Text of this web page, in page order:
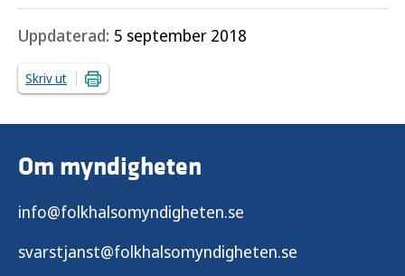
Uppdaterad: 5 september 2018
Skriv ut
Om myndigheten
info@folkhalsomyndigheten.se
svarstjanst@folkhalsomyndigheten.se